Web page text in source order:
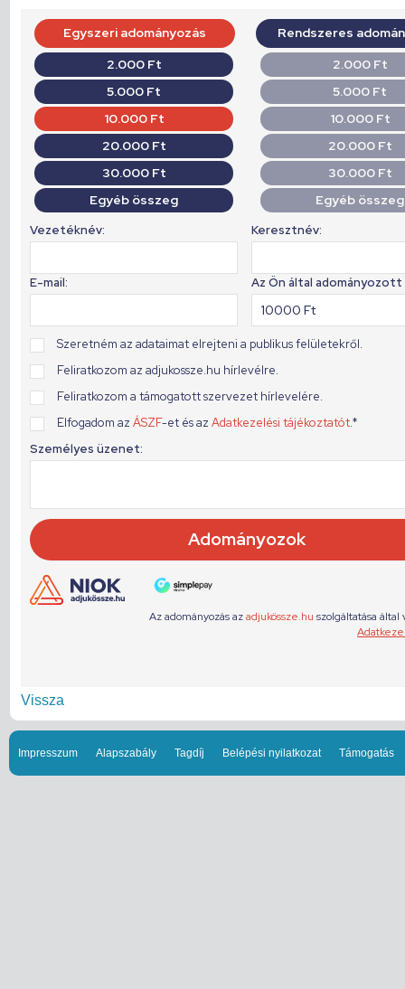
Vissza
Impresszum Alapszabály Tagdíj Belépési nyilatkozat Támogatás